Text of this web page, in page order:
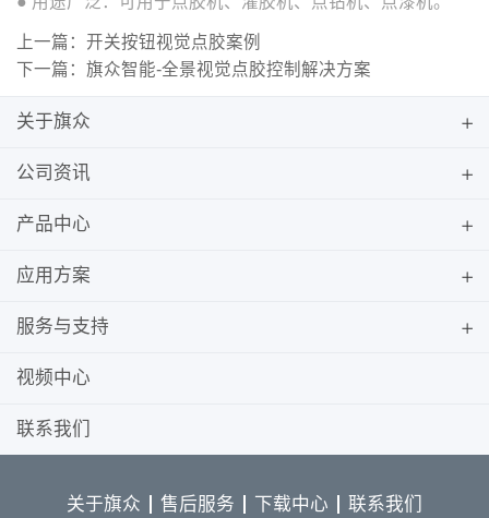
上一篇：开关按钮视觉点胶案例
下一篇：旗众智能-全景视觉点胶控制解决方案
关于旗众
公司资讯
产品中心
应用方案
服务与支持
视频中心
联系我们
关于旗众 售后服务 下载中心 联系我们